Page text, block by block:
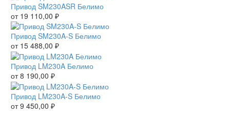
Привод SM230ASR Белимо
от 19 110,00 ₽
Привод SM230A-S Белимо
от 15 488,00 ₽
Привод LM230A Белимо
от8 190,00 ₽
Привод LM230A-S Белимо
от9 450,00 ₽